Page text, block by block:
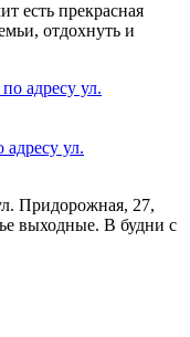
есть прекрасная
отдохнуть и
адресу ул.
Придорожная, 27,
выходные. В будни с